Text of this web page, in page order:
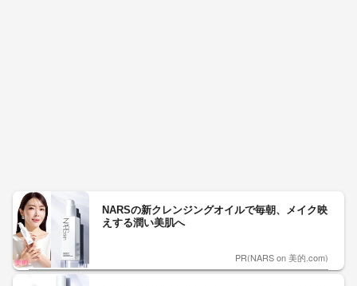
NARSの新クレンジングオイルで毎朝、メイク映
えする潤い美肌へ
PR(NARS on 美的.com)